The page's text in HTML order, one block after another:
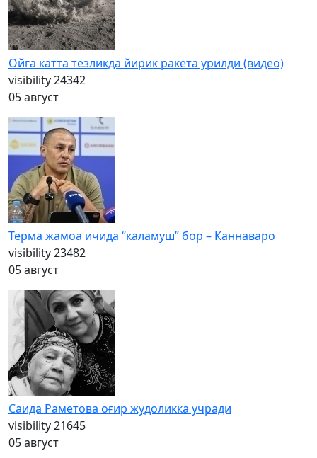
Ойга катта тезликда йирик ракета урилди (видео)
visibility24342
05 август
Терма жамоа ичида “каламуш” бор – Каннаваро
visibility23482
05 август
Саида Раметова оғир жудоликка учради
visibility21645
05 август